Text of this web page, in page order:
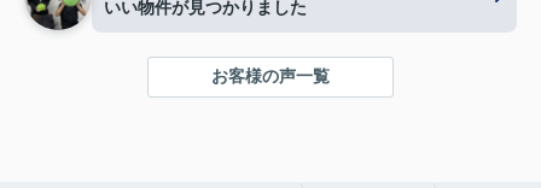
いい物件が見つかりました
お客様の声一覧